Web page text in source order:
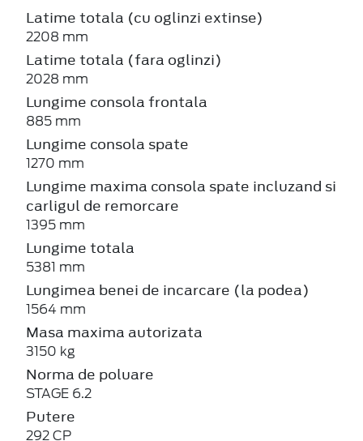
Latime totala (cu oglinzi extinse)
2208 mm
Latime totala (fara oglinzi)
2028 mm
Lungime consola frontala
885 mm
Lungime consola spate
1270 mm
Lungime maxima consola spate incluzand si
carligul de remorcare
1395 mm
Lungime totala
5381 mm
Lungimea benei de incarcare (la podea)
1564 mm
Masa maxima autorizata
3150 kg
Norma de poluare
STAGE 6.2
Putere
292 CP